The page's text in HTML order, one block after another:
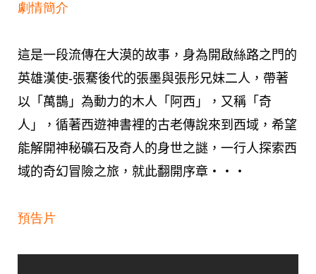
劇情簡介
這是一段流傳在大漠的故事，身為開啟絲路之門的
英雄漢使-張騫後代的張墨與張彤兄妹二人，帶著
以「萬鵲」為動力的木人「阿西」，又稱「奇
人」，循著西遊神書裡的古老傳說來到西域，希望
能解開神秘礦石及奇人的身世之謎，一行人探索西
域的奇幻冒險之旅，就此翻開序章‧‧‧
預告片